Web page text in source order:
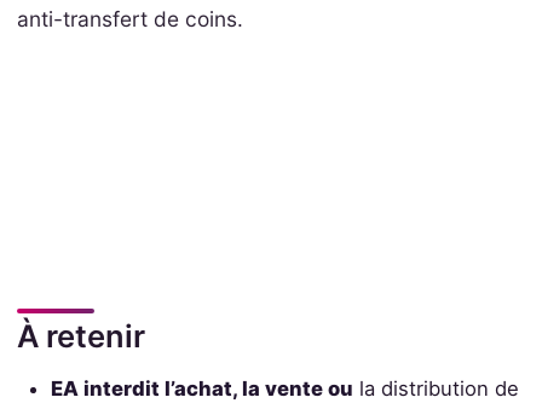
anti-transfert de coins.
À retenir
EA interdit l’achat, la vente ou la distribution de